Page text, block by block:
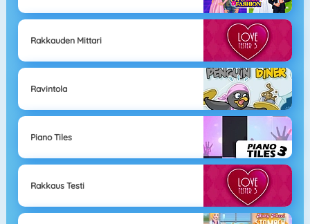
Rakkauden Mittari
Ravintola
Piano Tiles
Rakkaus Testi